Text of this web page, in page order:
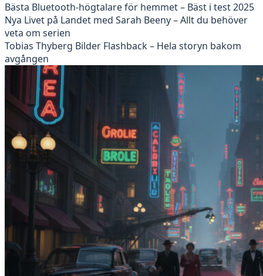
Bästa Bluetooth-högtalare för hemmet – Bäst i test 2025
Nya Livet på Landet med Sarah Beeny – Allt du behöver
veta om serien
Tobias Thyberg Bilder Flashback – Hela storyn bakom
avgången